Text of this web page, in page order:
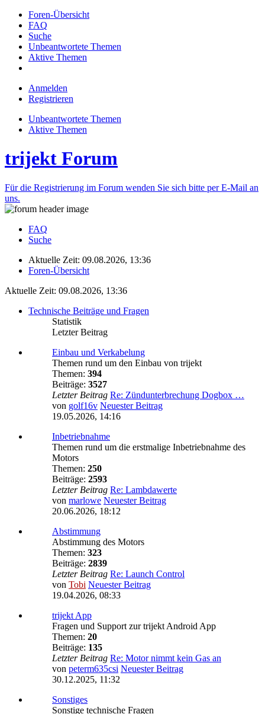
Foren-Übersicht
FAQ
Suche
Unbeantwortete Themen
Aktive Themen
Anmelden
Registrieren
Unbeantwortete Themen
Aktive Themen
trijekt Forum
Für die Registrierung im Forum wenden Sie sich bitte per E-Mail an
uns.
FAQ
Suche
Aktuelle Zeit: 09.08.2026, 13:36
Foren-Übersicht
Aktuelle Zeit: 09.08.2026, 13:36
Technische Beiträge und Fragen
Statistik
Letzter Beitrag
Einbau und Verkabelung
Themen rund um den Einbau von trijekt
Themen: 394
Beiträge: 3527
Letzter Beitrag Re: Zündunterbrechung Dogbox …
von golf16v Neuester Beitrag
19.05.2026, 14:16
Inbetriebnahme
Themen rund um die erstmalige Inbetriebnahme des
Motors
Themen: 250
Beiträge: 2593
Letzter Beitrag Re: Lambdawerte
von marlowe Neuester Beitrag
20.06.2026, 18:12
Abstimmung
Abstimmung des Motors
Themen: 323
Beiträge: 2839
Letzter Beitrag Re: Launch Control
von Tobi Neuester Beitrag
19.04.2026, 08:33
trijekt App
Fragen und Support zur trijekt Android App
Themen: 20
Beiträge: 135
Letzter Beitrag Re: Motor nimmt kein Gas an
von peterm635csi Neuester Beitrag
30.12.2025, 11:32
Sonstiges
Sonstige technische Fragen